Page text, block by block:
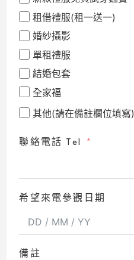
租借禮服(租一送一)
婚紗攝影
單租禮服
結婚包套
全家福
其他(請在備註欄位填寫)
聯絡電話 Tel
希望來電參觀日期
備註